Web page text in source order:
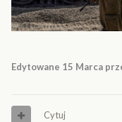
Edytowane 15 Marca
Cytuj